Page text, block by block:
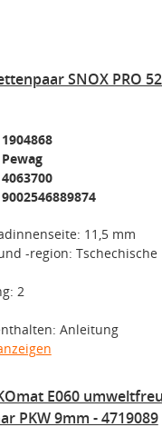
SNOX PRO
1904868
Pewag
4063700
9002546889874
11,5 mm
-region: Tschechische
2
Anleitung
E060
PKW 9mm - 4719089